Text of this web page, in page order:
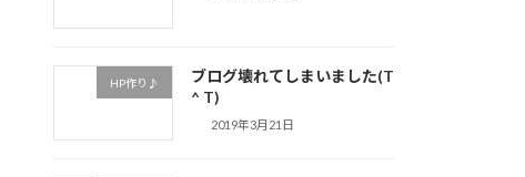
HP作り♪
ブログ壊れてしまいました(T
^ T)
2019年3月21日